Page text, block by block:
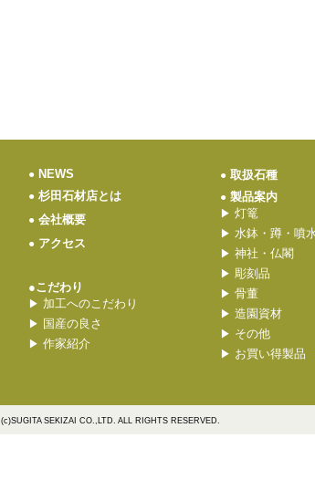
● NEWS
● 杉田石材店とは
● 会社概要
● アクセス
●こだわり
▶ 加工へのこだわり
▶ 国産の良さ
▶ 作家紹介
● 取扱石種
● 製品案内
▶ 灯篭
▶ 水鉢・蹲・噴
▶ 神社・仏閣
▶ 彫刻品
▶ 骨董
▶ 造園資材
▶ その他
▶ お買い得製品
(c)SUGITA SEKIZAI CO.,LTD. ALL RIGHTS RESERVED.